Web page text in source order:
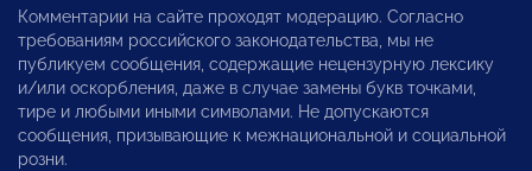
Комментарии на сайте проходят модерацию. Согласно
требованиям российского законодательства, мы не
публикуем сообщения, содержащие нецензурную лексику
и/или оскорбления, даже в случае замены букв точками,
тире и любыми иными символами. Не допускаются
сообщения, призывающие к межнациональной и социальной
розни.